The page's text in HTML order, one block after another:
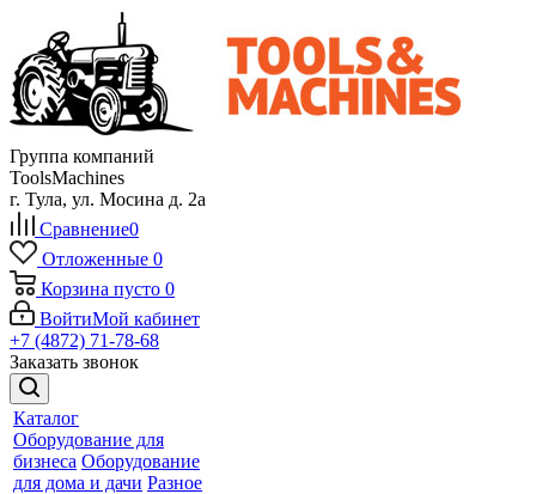
Группа компаний
ToolsMachines
г. Тула, ул. Мосина д. 2а
Сравнение0
Отложенные 0
Корзина пусто 0
ВойтиМой кабинет
+7 (4872) 71-78-68
Заказать звонок
Каталог
Оборудование для
бизнеса Оборудование
для дома и дачи Разное